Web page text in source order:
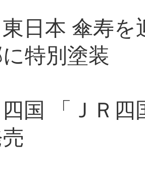
日本 傘寿
特別塗装
国 「ＪＲ